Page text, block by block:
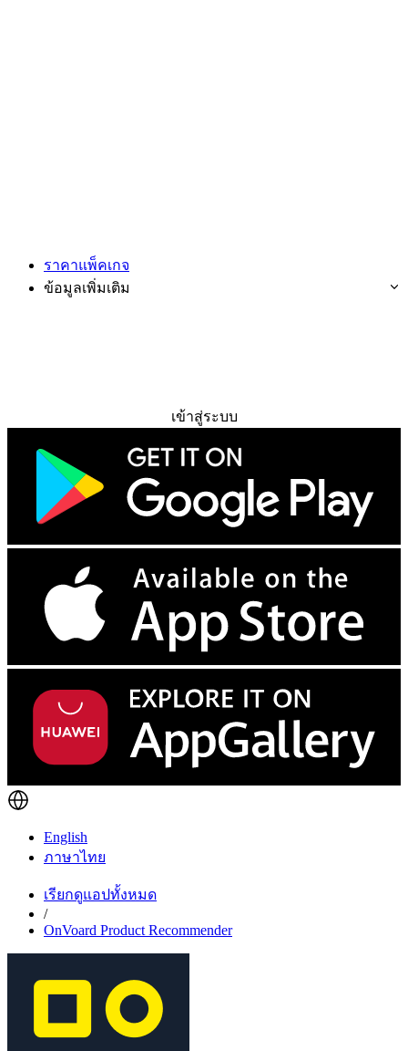
ราคาแพ็คเกจ
ข้อมูลเพิ่มเติม
เข้าสู่ระบบ
English
ภาษาไทย
เรียกดูแอปทั้งหมด
/
OnVoard Product Recommender